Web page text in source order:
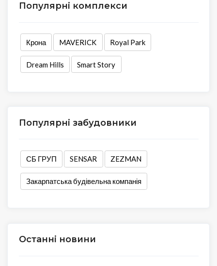
Популярні комплекси
Крона MAVERICK Royal Park
Dream Hills Smart Story
Популярні забудовники
СБ ГРУП SENSAR ZEZMAN
Закарпатська будівельна компанія
Останні новини